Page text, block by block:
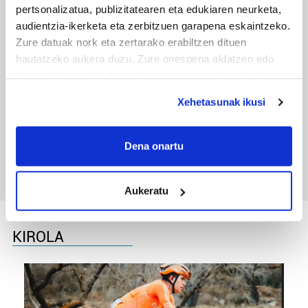
pertsonalizatua, publizitatearen eta edukiaren neurketa,
audientzia-ikerketa eta zerbitzuen garapena eskaintzeko.
Zure datuak nork eta zertarako erabiltzen dituen
hautatzeko aukera duzu. Zure onespena aldatzen edo
If you allow, we would also like to:
Collect information about your geographical
Identify your device by actively scanning it for
specific characteristics (fingerprinting)
Find out more about how your personal data is processed
and set your preferences in the
Guk eta gure bazkideek zure datu pertsonalak
prozesatzen ditugu, zure IP zenbakia, besteak beste,
Xehetasunak ikusi
Dena onartu
Aukeratu
Tourreko goierritarrak
KIROLA